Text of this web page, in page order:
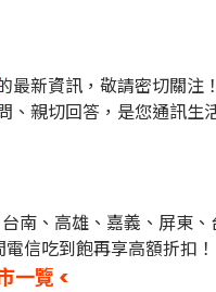
最新資訊，敬請密切關注！
、親切回答，是您通訊生
、高雄、嘉義、屏東
信吃到飽再享高額折扣！
一覽 <